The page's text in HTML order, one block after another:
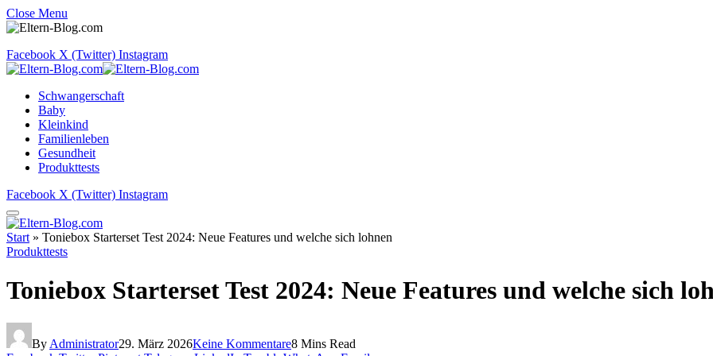
Close Menu
Facebook X (Twitter) Instagram
Schwangerschaft
Baby
Kleinkind
Familienleben
Gesundheit
Produkttests
Facebook X (Twitter) Instagram
Start » Toniebox Starterset Test 2024: Neue Features und welche sich lohnen
Produkttests
Toniebox Starterset Test 2024: Neue Features und welche sich
By Administrator29. März 2026Keine Kommentare8 Mins Read